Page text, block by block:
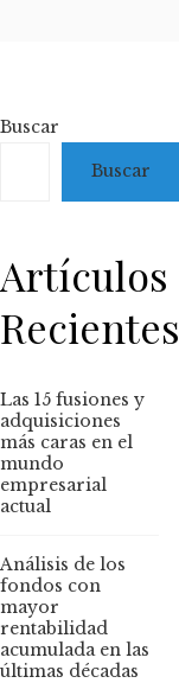
Buscar
Buscar
Artículos
Recientes
Las 15 fusiones y
adquisiciones
más caras en el
mundo
empresarial
actual
Análisis de los
fondos con
mayor
rentabilidad
acumulada en las
últimas décadas